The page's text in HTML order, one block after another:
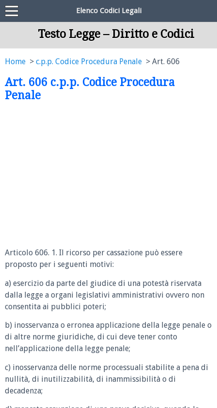
Elenco Codici Legali
Testo Legge – Diritto e Codici
Home c.p.p. Codice Procedura Penale Art. 606
Art. 606 c.p.p. Codice Procedura
Penale
Articolo 606. 1. Il ricorso per cassazione può essere
proposto per i seguenti motivi:
a) esercizio da parte del giudice di una potestà riservata
dalla legge a organi legislativi amministrativi ovvero non
consentita ai pubblici poteri;
b) inosservanza o erronea applicazione della legge penale o
di altre norme giuridiche, di cui deve tener conto
nell’applicazione della legge penale;
c) inosservanza delle norme processuali stabilite a pena di
nullità, di inutilizzabilità, di inammissibilità o di
decadenza;